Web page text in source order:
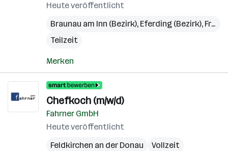
Heute veröffentlicht
Braunau am Inn (Bezirk), Eferding (Bezirk), Freistadt (Bezirk)
Teilzeit
Merken
Chefkoch (m/w/d)
Fahrner GmbH
Heute veröffentlicht
Feldkirchen an der Donau
Vollzeit